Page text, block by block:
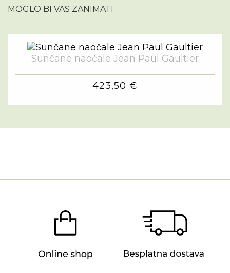
MOGLO BI VAS ZANIMATI
Sunčane naočale Jean Paul Gaultier
423,50 €